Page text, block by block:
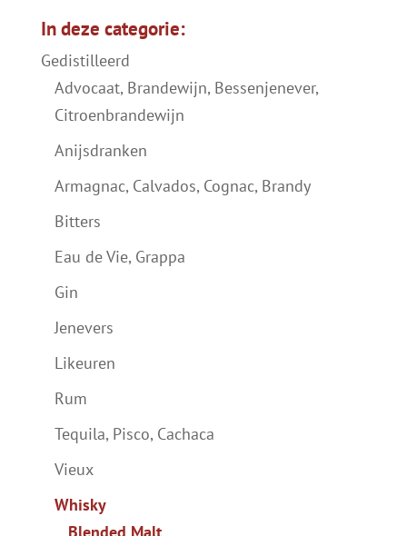
In deze categorie:
Gedistilleerd
Advocaat, Brandewijn, Bessenjenever,
Citroenbrandewijn
Anijsdranken
Armagnac, Calvados, Cognac, Brandy
Bitters
Eau de Vie, Grappa
Gin
Jenevers
Likeuren
Rum
Tequila, Pisco, Cachaca
Vieux
Whisky
Blended Malt